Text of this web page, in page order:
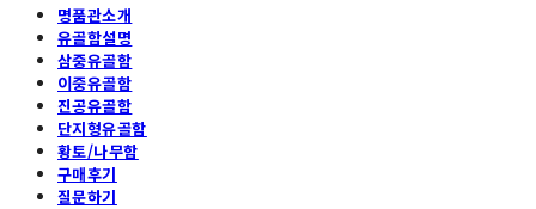
명품관소개
유골함설명
삼중유골함
이중유골함
진공유골함
단지형유골함
황토/나무함
구매후기
질문하기